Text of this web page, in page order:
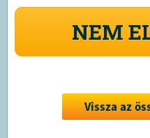
NEM
Vissza az